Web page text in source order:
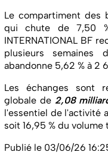
Le compartiment des
qui chute de 7,50
INTERNATIONAL BF
plusieurs semaines
abandonne 5,62 % à 2
Les échanges sont
globale de 2,08
l'essentiel de l'activité
soit 16,95 % du
Publié le 03/06/26